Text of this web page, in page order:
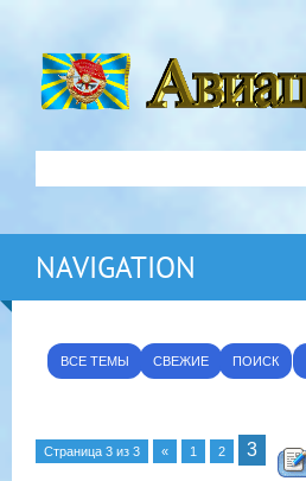
NAVIGATION
ВСЕ ТЕМЫ СВЕЖИЕ ПОИСК
Страница 3 из 3 « 1 2 3